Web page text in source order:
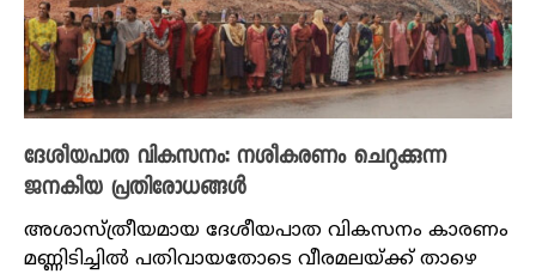
ദേശീയപാത വികസനം: നശീകരണം ചെറുക്കുന്ന
ജനകീയ പ്രതിരോധങ്ങൾ
അശാസ്ത്രീയമായ ദേശീയപാത വികസനം കാരണം
മണ്ണിടിച്ചിൽ പതിവായതോടെ വീരമലയ്ക്ക് താഴെ